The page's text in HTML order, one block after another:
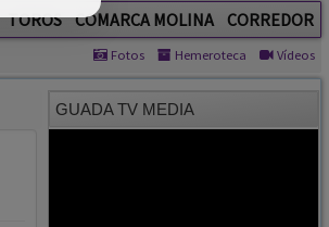
TOROS COMARCA MOLINA CORREDOR
Fotos Hemeroteca Vídeos
GUADA TV MEDIA